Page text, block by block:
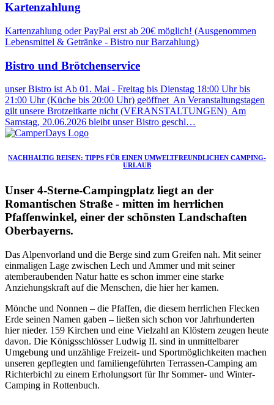
Kartenzahlung
Kartenzahlung oder PayPal erst ab 20€ möglich! (Ausgenommen
Lebensmittel & Getränke - Bistro nur Barzahlung)
Bistro und Brötchenservice
unser Bistro ist Ab 01. Mai - Freitag bis Dienstag 18:00 Uhr bis
21:00 Uhr (Küche bis 20:00 Uhr) geöffnet An Veranstaltungstagen
gilt unsere Brotzeitkarte nicht (VERANSTALTUNGEN) Am
Samstag, 20.06.2026 bleibt unser Bistro geschl…
NACHHALTIG REISEN: TIPPS FÜR EINEN UMWELTFREUNDLICHEN CAMPING-
URLAUB
Unser 4-Sterne-Campingplatz liegt an der
Romantischen Straße - mitten im herrlichen
Pfaffenwinkel, einer der schönsten Landschaften
Oberbayerns.
Das Alpenvorland und die Berge sind zum Greifen nah. Mit seiner
einmaligen Lage zwischen Lech und Ammer und mit seiner
atemberaubenden Natur hatte es schon immer eine starke
Anziehungskraft auf die Menschen, die hier her kamen.
Mönche und Nonnen – die Pfaffen, die diesem herrlichen Flecken
Erde seinen Namen gaben – ließen sich schon vor Jahrhunderten
hier nieder. 159 Kirchen und eine Vielzahl an Klöstern zeugen heute
davon. Die Königsschlösser Ludwig II. sind in unmittelbarer
Umgebung und unzählige Freizeit- und Sportmöglichkeiten machen
unseren gepflegten und familiengeführten Terrassen-Camping am
Richterbichl zu einem Erholungsort für Ihr Sommer- und Winter-
Camping in Rottenbuch.